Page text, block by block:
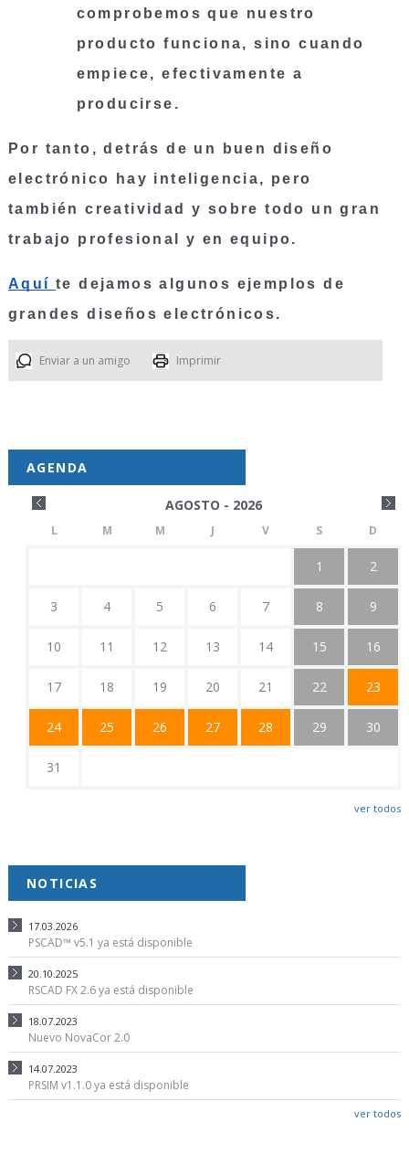
comprobemos que nuestro
producto funciona, sino cuando
empiece, efectivamente a
producirse.
Por tanto, detrás de un buen diseño
electrónico hay inteligencia, pero
también creatividad y sobre todo un gran
trabajo profesional y en equipo.
Aquí te dejamos algunos ejemplos de
grandes diseños electrónicos.
Enviar a un amigo Imprimir
AGENDA
AGOSTO - 2026
L M M J V S D
1 2
3 4 5 6 7 8 9
10 11 12 13 14 15 16
17 18 19 20 21 22 23
24 25 26 27 28 29 30
31
ver todos
NOTICIAS
17.03.2026
PSCAD™ v5.1 ya está disponible
20.10.2025
RSCAD FX 2.6 ya está disponible
18.07.2023
Nuevo NovaCor 2.0
14.07.2023
PRSIM v1.1.0 ya está disponible
ver todos